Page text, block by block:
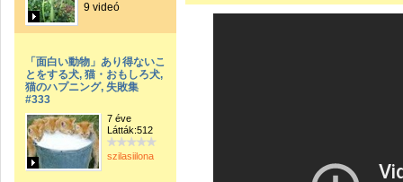
9 videó
「面白い動物」あり得ないこ
とをする犬, 猫・おもしろ犬,
猫のハプニング, 失敗集
#333
7 éve
Látták:512
szilasiilona